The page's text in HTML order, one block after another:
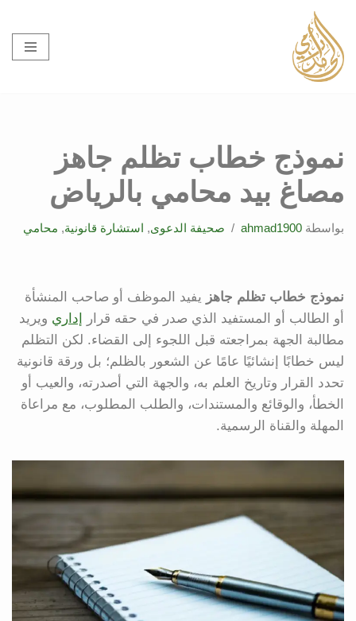
تخطى
إلى
المحتوى
نموذج خطاب تظلم جاهز
مصاغ بيد محامي بالرياض
بواسطة ahmad1900 صحيفة الدعوى, استشارة قانونية, محامي
نموذج خطاب تظلم جاهز يفيد الموظف أو صاحب المنشأة
أو الطالب أو المستفيد الذي صدر في حقه قرار
إداري ويريد
مطالبة الجهة بمراجعته قبل اللجوء إلى القضاء. لكن التظلم
ليس خطابًا إنشائيًا عامًا عن الشعور بالظلم؛ بل ورقة قانونية
تحدد القرار وتاريخ العلم به، والجهة التي أصدرته، والعيب أو
الخطأ، والوقائع والمستندات، والطلب المطلوب، مع مراعاة
المهلة والقناة الرسمية.